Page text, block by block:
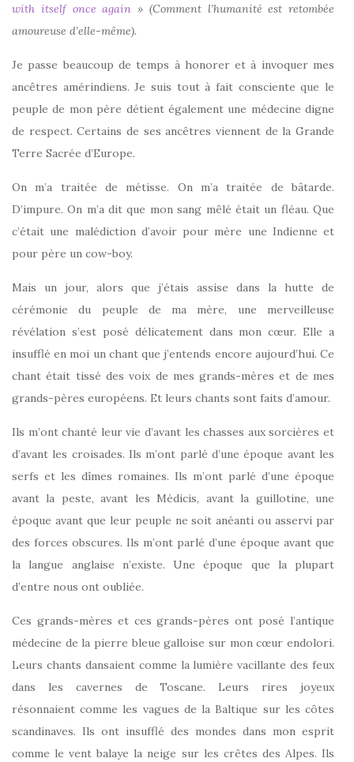
with itself once again » (Comment l’humanité est retombée
amoureuse d’elle-même).
Je passe beaucoup de temps à honorer et à invoquer mes
ancêtres amérindiens. Je suis tout à fait consciente que le
peuple de mon père détient également une médecine digne
de respect. Certains de ses ancêtres viennent de la Grande
Terre Sacrée d’Europe.
On m’a traitée de métisse. On m’a traitée de bâtarde.
D’impure. On m’a dit que mon sang mêlé était un fléau. Que
c’était une malédiction d’avoir pour mère une Indienne et
pour père un cow-boy.
Mais un jour, alors que j’étais assise dans la hutte de
cérémonie du peuple de ma mère, une merveilleuse
révélation s’est posé délicatement dans mon cœur. Elle a
insufflé en moi un chant que j’entends encore aujourd’hui. Ce
chant était tissé des voix de mes grands-mères et de mes
grands-pères européens. Et leurs chants sont faits d’amour.
Ils m’ont chanté leur vie d’avant les chasses aux sorcières et
d’avant les croisades. Ils m’ont parlé d’une époque avant les
serfs et les dîmes romaines. Ils m’ont parlé d’une époque
avant la peste, avant les Médicis, avant la guillotine, une
époque avant que leur peuple ne soit anéanti ou asservi par
des forces obscures. Ils m’ont parlé d’une époque avant que
la langue anglaise n’existe. Une époque que la plupart
d’entre nous ont oubliée.
Ces grands-mères et ces grands-pères ont posé l’antique
médecine de la pierre bleue galloise sur mon cœur endolori.
Leurs chants dansaient comme la lumière vacillante des feux
dans les cavernes de Toscane. Leurs rires joyeux
résonnaient comme les vagues de la Baltique sur les côtes
scandinaves. Ils ont insufflé des mondes dans mon esprit
comme le vent balaye la neige sur les crêtes des Alpes. Ils